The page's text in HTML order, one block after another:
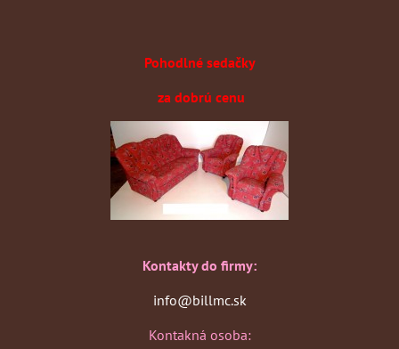
Pohodlné sedačky
za dobrú cenu
Kontakty do firmy:
info@billmc.sk
Kontakná osoba: